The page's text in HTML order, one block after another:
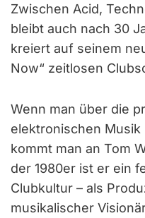
Zwischen Acid,
bleibt auch nach 30
kreiert auf seinem
Now“ zeitlosen
Wenn man über die
elektronischen
kommt man an Tom
der 1980er ist er ein
Clubkultur – als
musikalischer